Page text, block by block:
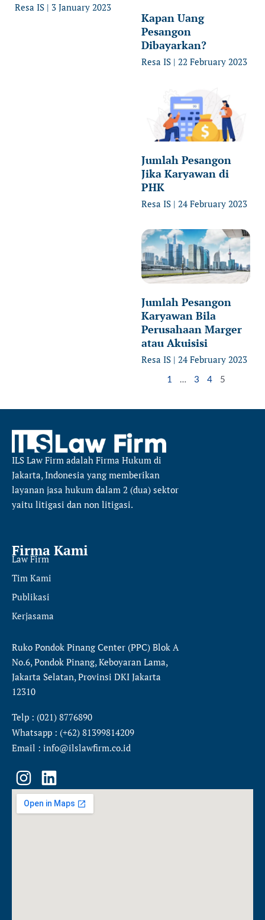
Resa IS 3 January 2023
Kapan Uang
Pesangon
Dibayarkan?
Resa IS 22 February 2023
Jumlah Pesangon
Jika Karyawan di
PHK
Resa IS 24 February 2023
Jumlah Pesangon
Karyawan Bila
Perusahaan Marger
atau Akuisisi
Resa IS 24 February 2023
1 3 4 5
ILS Law Firm adalah Firma Hukum di
Jakarta, Indonesia yang memberikan
layanan jasa hukum dalam 2 (dua) sektor
yaitu litigasi dan non litigasi.
Firma Kami
Law Firm
Tim Kami
Publikasi
Kerjasama
Ruko Pondok Pinang Center (PPC) Blok A
No.6, Pondok Pinang, Keboyaran Lama,
Jakarta Selatan, Provinsi DKI Jakarta
12310
Telp : (021) 8776890
Whatsapp : (+62) 81399814209
Email : info@ilslawfirm.co.id
I
n
s
L
i
n